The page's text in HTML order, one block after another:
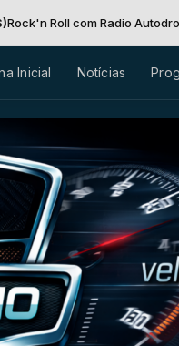
Radio Autodromo das 00:00
Inicial Notícias